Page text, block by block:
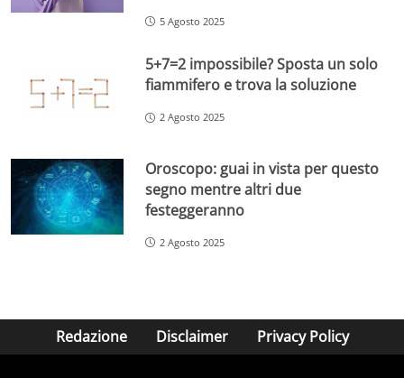
5 Agosto 2025
5+7=2 impossibile? Sposta un solo
fiammifero e trova la soluzione
2 Agosto 2025
Oroscopo: guai in vista per questo
segno mentre altri due
festeggeranno
2 Agosto 2025
Redazione Disclaimer Privacy Policy